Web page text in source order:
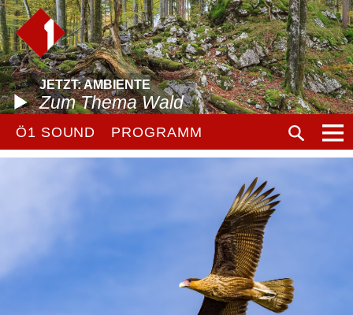
JETZT: AMBIENTE
Zum Thema Wald
Ö1 SOUND PROGRAMM